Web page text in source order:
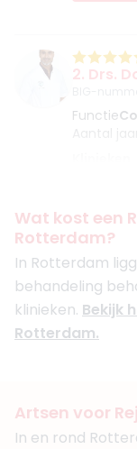
2. Drs.
Functie
Van
Van
Van
3. Drs.
Aantal
Klinieken
Wat kost een
Rotterdam?
In Rotterdam
behandeling
klinieken. Bekijk
Rotterdam.
Artsen voor
In en rond